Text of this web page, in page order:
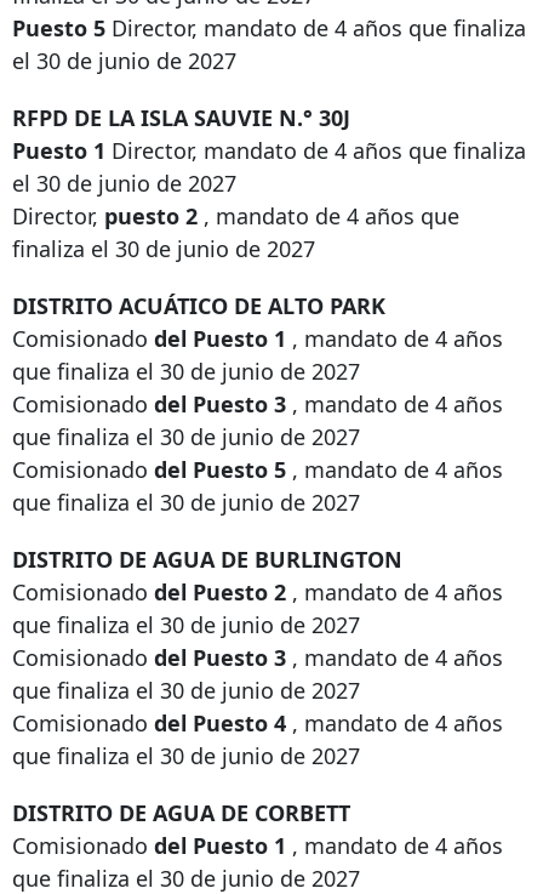
Puesto 5 Director, mandato de 4 años que finaliza
el 30 de junio de 2027
RFPD DE LA ISLA SAUVIE N.° 30J
Puesto 1 Director, mandato de 4 años que finaliza
el 30 de junio de 2027
Director, puesto 2 , mandato de 4 años que
finaliza el 30 de junio de 2027
DISTRITO ACUÁTICO DE ALTO PARK
Comisionado del Puesto 1 , mandato de 4 años
que finaliza el 30 de junio de 2027
Comisionado del Puesto 3 , mandato de 4 años
que finaliza el 30 de junio de 2027
Comisionado del Puesto 5 , mandato de 4 años
que finaliza el 30 de junio de 2027
DISTRITO DE AGUA DE BURLINGTON
Comisionado del Puesto 2 , mandato de 4 años
que finaliza el 30 de junio de 2027
Comisionado del Puesto 3 , mandato de 4 años
que finaliza el 30 de junio de 2027
Comisionado del Puesto 4 , mandato de 4 años
que finaliza el 30 de junio de 2027
DISTRITO DE AGUA DE CORBETT
Comisionado del Puesto 1 , mandato de 4 años
que finaliza el 30 de junio de 2027